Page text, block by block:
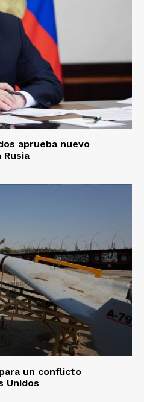
aprueba nuevo
Rusia
un conflicto
Unidos